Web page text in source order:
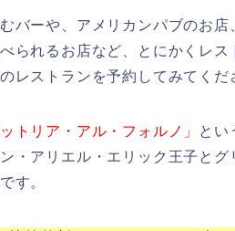
バーや、アメリカンパブのお
られるお店など、とにかくレ
レストランを予約してみてくだ
ットリア・アル・フォルノ」 とい
・アリエル・エリック王子と
す。